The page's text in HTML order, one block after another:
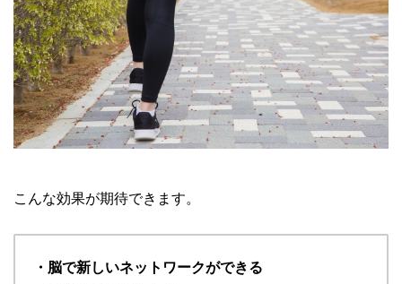
こんな効果が期待できます。
・脳で新しいネットワークができる